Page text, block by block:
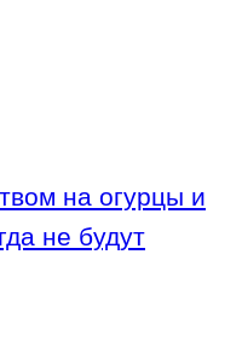
на огурцы и
не будут